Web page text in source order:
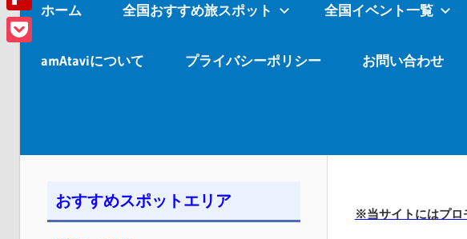
プ
旅
出
ホーム 全国おすすめ旅スポット 全国イベント一覧
amAtaviについて プライバシーポリシー お問い合わせ
※当サイトにはプロ
おすすめスポットエリア
Flipboard
Pocket